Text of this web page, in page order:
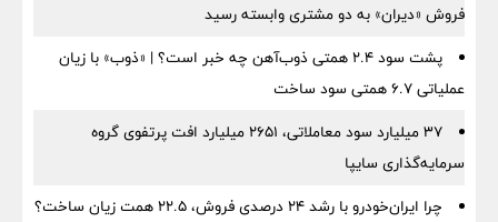
فروش «دیران» به دو مشتری وابسته رسید
پشت سود ۲.۴ همتی ذوب‌آهن چه خبر است؟ | «ذوب» با زیان
عملیاتی ۶.۷ همتی سود ساخت
۳۷ میلیارد سود معاملاتی، ۲۶۵۱ میلیارد افت پرتفوی گروه
سرمایه‌گذاری سایپا
چرا ایران‌خودرو با رشد ۲۴ درصدی فروش، ۲۲.۵ همت زیان ساخت؟